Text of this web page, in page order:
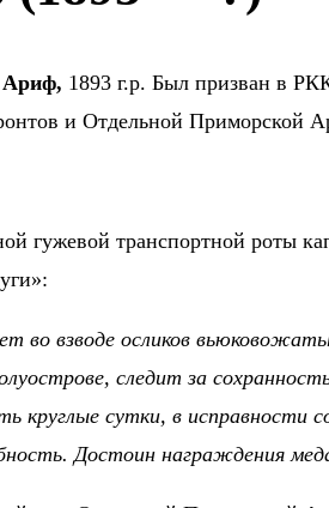
Ариф, 1893 г.р. Был призван в
и Отдельной
гужевой транспортной роты
во взводе осликов
следит за
круглые сутки, в
Достоин награждения